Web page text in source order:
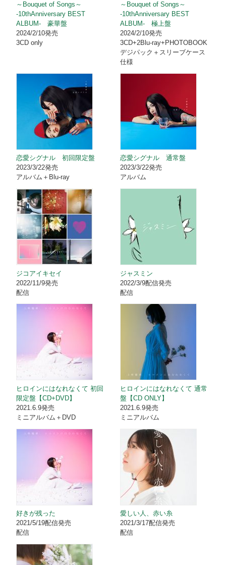
～Bouquet of Songs～
-10thAnniversary BEST
ALBUM- 豪華盤
2024/2/10発売
3CD only
～Bouquet of Songs～
-10thAnniversary BEST
ALBUM- 極上盤
2024/2/10発売
3CD+2Blu-ray+PHOTOBOOK
デジパック＋スリーブケース
仕様
恋愛シグナル 初回限定盤
2023/3/22発売
アルバム＋Blu-ray
恋愛シグナル 通常盤
2023/3/22発売
アルバム
ジコアイキセイ
2022/11/9発売
配信
ジャスミン
2022/3/9配信発売
配信
ヒロインにはなれなくて 初回
限定盤【CD+DVD】
2021.6.9発売
ミニアルバム＋DVD
ヒロインにはなれなくて 通常
盤【CD ONLY】
2021.6.9発売
ミニアルバム
好きが残った
2021/5/19配信発売
配信
愛しい人、赤い糸
2021/3/17配信発売
配信